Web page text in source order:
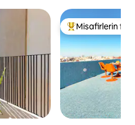
Misafirlerin
Misafirlerin